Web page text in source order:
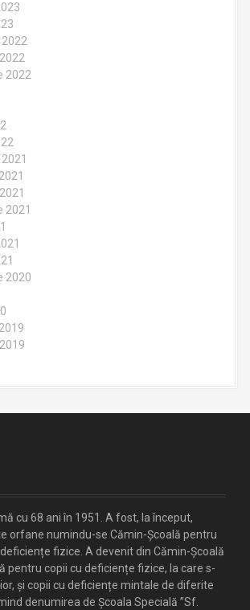
2022
2021
2020
cu 68 ani în 1951. A fost, la început,
orfane numindu-se Cămin-Școală pentru
fizice. A devenit din Cămin-Școală
pentru copii cu deficiențe fizice, la care s-
și copii cu deficiențe mintale de diferite
denumirea de Școala Specială ”Sf.